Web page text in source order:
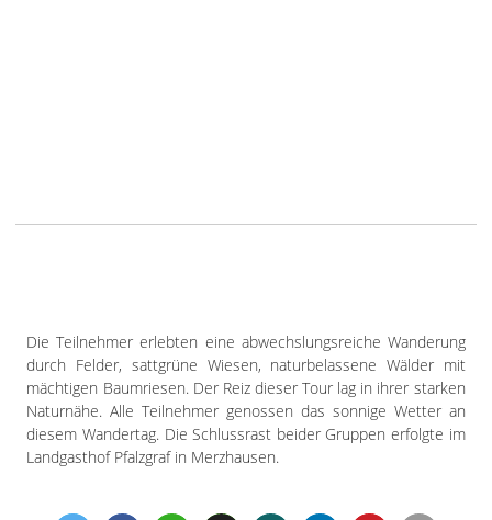
Die Teilnehmer erlebten eine abwechslungsreiche Wanderung
durch Felder, sattgrüne Wiesen, naturbelassene Wälder mit
mächtigen Baumriesen. Der Reiz dieser Tour lag in ihrer starken
Naturnähe. Alle Teilnehmer genossen das sonnige Wetter an
diesem Wandertag. Die Schlussrast beider Gruppen erfolgte im
Landgasthof Pfalzgraf in Merzhausen.